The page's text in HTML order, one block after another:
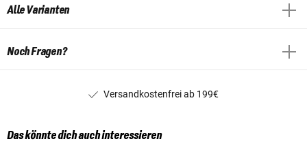
Alle Varianten
Noch Fragen?
Versandkostenfrei ab 199€
Das könnte dich auch interessieren